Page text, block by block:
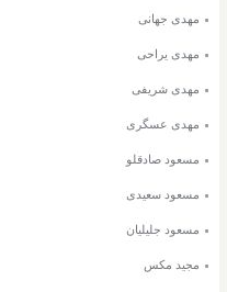
مهدی جهانی
مهدی یراحی
مهدی شریفی
مهدی عسگری
مسعود صادقلو
مسعود سعیدی
مسعود جلیلیان
مجید مکس